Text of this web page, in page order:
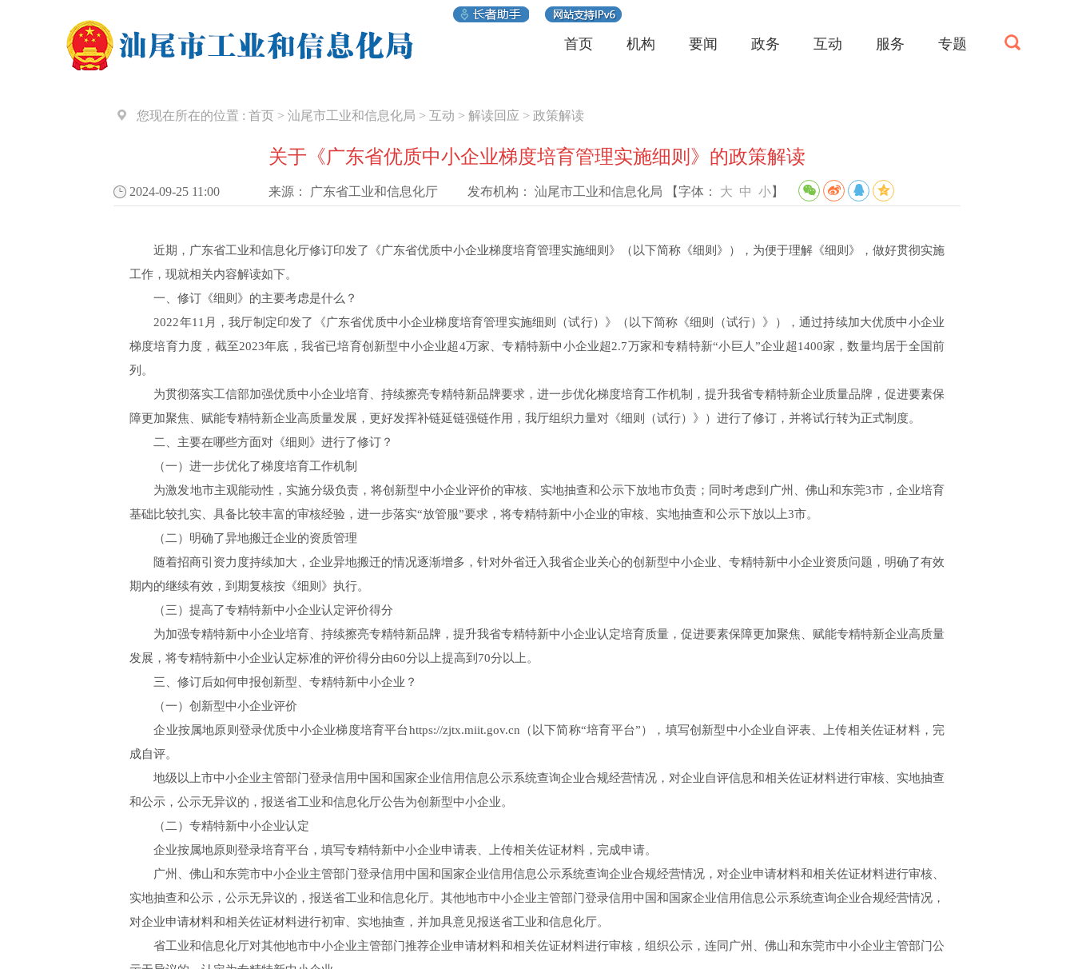
首页 机构 要闻 政务 互动 服务 专题
您现在所在的位置 : 首页 > 汕尾市工业和信息化局 > 互动 > 解读回应 > 政策解读
关于《广东省优质中小企业梯度培育管理实施细则》的政策解读
2024-09-25 11:00 来源： 广东省工业和信息化厅 发布机构： 汕尾市工业和信息化局 【字体： 大 中 小】
近期，广东省工业和信息化厅修订印发了《广东省优质中小企业梯度培育管理实施细则》（以下简称《细则》），为便于理解《细则》，做好贯彻实施
工作，现就相关内容解读如下。
一、修订《细则》的主要考虑是什么？
2022年11月，我厅制定印发了《广东省优质中小企业梯度培育管理实施细则（试行）》（以下简称《细则（试行）》），通过持续加大优质中小企业
梯度培育力度，截至2023年底，我省已培育创新型中小企业超4万家、专精特新中小企业超2.7万家和专精特新“小巨人”企业超1400家，数量均居于全国前
列。
为贯彻落实工信部加强优质中小企业培育、持续擦亮专精特新品牌要求，进一步优化梯度培育工作机制，提升我省专精特新企业质量品牌，促进要素保
障更加聚焦、赋能专精特新企业高质量发展，更好发挥补链延链强链作用，我厅组织力量对《细则（试行）》）进行了修订，并将试行转为正式制度。
二、主要在哪些方面对《细则》进行了修订？
（一）进一步优化了梯度培育工作机制
为激发地市主观能动性，实施分级负责，将创新型中小企业评价的审核、实地抽查和公示下放地市负责；同时考虑到广州、佛山和东莞3市，企业培育
基础比较扎实、具备比较丰富的审核经验，进一步落实“放管服”要求，将专精特新中小企业的审核、实地抽查和公示下放以上3市。
（二）明确了异地搬迁企业的资质管理
随着招商引资力度持续加大，企业异地搬迁的情况逐渐增多，针对外省迁入我省企业关心的创新型中小企业、专精特新中小企业资质问题，明确了有效
期内的继续有效，到期复核按《细则》执行。
（三）提高了专精特新中小企业认定评价得分
为加强专精特新中小企业培育、持续擦亮专精特新品牌，提升我省专精特新中小企业认定培育质量，促进要素保障更加聚焦、赋能专精特新企业高质量
发展，将专精特新中小企业认定标准的评价得分由60分以上提高到70分以上。
三、修订后如何申报创新型、专精特新中小企业？
（一）创新型中小企业评价
企业按属地原则登录优质中小企业梯度培育平台https://zjtx.miit.gov.cn（以下简称“培育平台”），填写创新型中小企业自评表、上传相关佐证材料，完
成自评。
地级以上市中小企业主管部门登录信用中国和国家企业信用信息公示系统查询企业合规经营情况，对企业自评信息和相关佐证材料进行审核、实地抽查
和公示，公示无异议的，报送省工业和信息化厅公告为创新型中小企业。
（二）专精特新中小企业认定
企业按属地原则登录培育平台，填写专精特新中小企业申请表、上传相关佐证材料，完成申请。
广州、佛山和东莞市中小企业主管部门登录信用中国和国家企业信用信息公示系统查询企业合规经营情况，对企业申请材料和相关佐证材料进行审核、
实地抽查和公示，公示无异议的，报送省工业和信息化厅。其他地市中小企业主管部门登录信用中国和国家企业信用信息公示系统查询企业合规经营情况，
对企业申请材料和相关佐证材料进行初审、实地抽查，并加具意见报送省工业和信息化厅。
省工业和信息化厅对其他地市中小企业主管部门推荐企业申请材料和相关佐证材料进行审核，组织公示，连同广州、佛山和东莞市中小企业主管部门公